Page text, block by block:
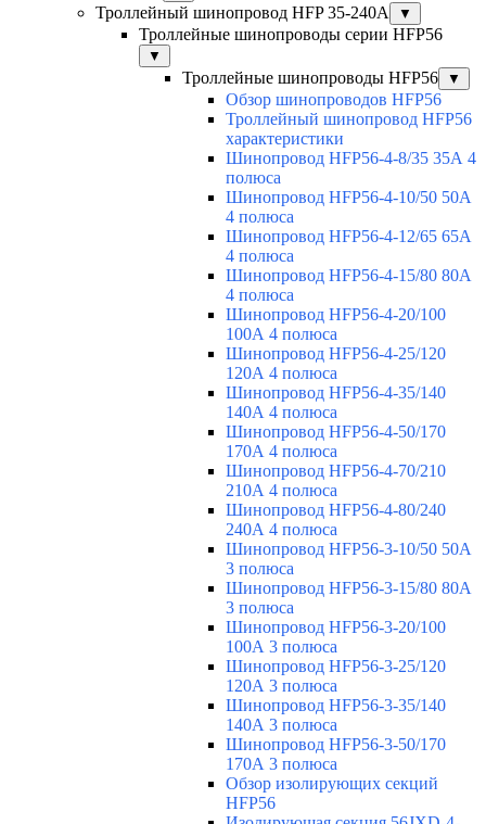
Троллейный шинопровод HFP 35-240А ▼
Троллейные шинопроводы серии HFP56
▼
Троллейные шинопроводы HFP56 ▼
Обзор шинопроводов HFP56
Троллейный шинопровод HFP56
характеристики
Шинопровод HFP56-4-8/35 35А 4
полюса
Шинопровод HFP56-4-10/50 50А
4 полюса
Шинопровод HFP56-4-12/65 65А
4 полюса
Шинопровод HFP56-4-15/80 80А
4 полюса
Шинопровод HFP56-4-20/100
100А 4 полюса
Шинопровод HFP56-4-25/120
120А 4 полюса
Шинопровод HFP56-4-35/140
140А 4 полюса
Шинопровод HFP56-4-50/170
170А 4 полюса
Шинопровод HFP56-4-70/210
210А 4 полюса
Шинопровод HFP56-4-80/240
240А 4 полюса
Шинопровод HFP56-3-10/50 50А
3 полюса
Шинопровод HFP56-3-15/80 80А
3 полюса
Шинопровод HFP56-3-20/100
100А 3 полюса
Шинопровод HFP56-3-25/120
120А 3 полюса
Шинопровод HFP56-3-35/140
140А 3 полюса
Шинопровод HFP56-3-50/170
170А 3 полюса
Обзор изолирующих секций
HFP56